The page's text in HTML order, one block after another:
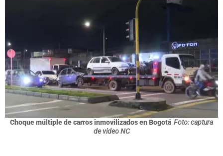
Choque múltiple de carros inmovilizados en Bogotá Foto: captura
de video NC